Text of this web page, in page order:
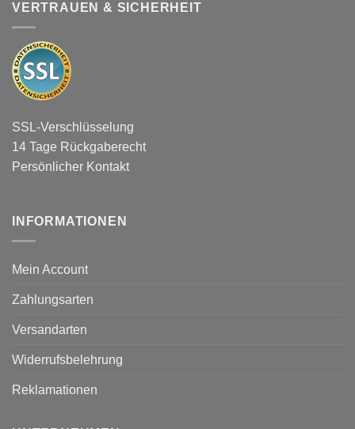
VERTRAUEN & SICHERHEIT
SSL-Verschlüsselung
14 Tage Rückgaberecht
Persönlicher Kontakt
INFORMATIONEN
Mein Account
Zahlungsarten
Versandarten
Widerrufsbelehrung
Reklamationen